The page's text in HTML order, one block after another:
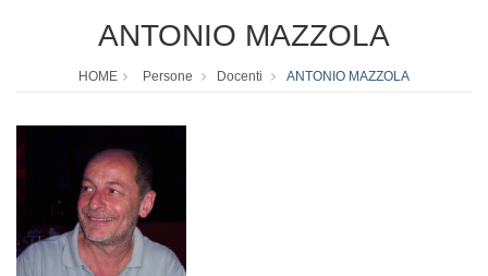
ANTONIO MAZZOLA
HOME Persone Docenti ANTONIO MAZZOLA